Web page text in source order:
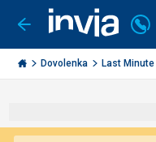
Ísť
späť
Invia.sk
2
Dovolenka Last Minute